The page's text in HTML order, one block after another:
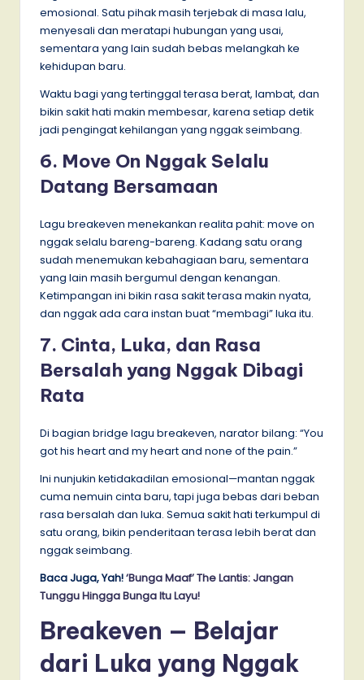
emosional. Satu pihak masih terjebak di masa lalu,
menyesali dan meratapi hubungan yang usai,
sementara yang lain sudah bebas melangkah ke
kehidupan baru.
Waktu bagi yang tertinggal terasa berat, lambat, dan
bikin sakit hati makin membesar, karena setiap detik
jadi pengingat kehilangan yang nggak seimbang.
6. Move On Nggak Selalu
Datang Bersamaan
Lagu breakeven menekankan realita pahit: move on
nggak selalu bareng-bareng. Kadang satu orang
sudah menemukan kebahagiaan baru, sementara
yang lain masih bergumul dengan kenangan.
Ketimpangan ini bikin rasa sakit terasa makin nyata,
dan nggak ada cara instan buat “membagi” luka itu.
7. Cinta, Luka, dan Rasa
Bersalah yang Nggak Dibagi
Rata
Di bagian bridge lagu breakeven, narator bilang: “You
got his heart and my heart and none of the pain.”
Ini nunjukin ketidakadilan emosional—mantan nggak
cuma nemuin cinta baru, tapi juga bebas dari beban
rasa bersalah dan luka. Semua sakit hati terkumpul di
satu orang, bikin penderitaan terasa lebih berat dan
nggak seimbang.
Baca Juga, Yah!‘Bunga Maaf’ The Lantis: Jangan
Tunggu Hingga Bunga Itu Layu!
Breakeven — Belajar
dari Luka yang Nggak